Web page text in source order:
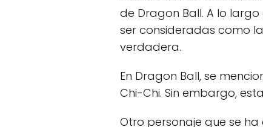
de Dragon Ball. A lo
ser consideradas como
verdadera.
En Dragon Ball, se
Chi-Chi. Sin embargo,
Otro personaje que se